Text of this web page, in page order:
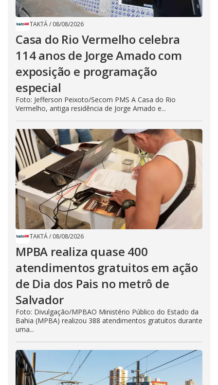
TAKTÁ/ 08/08/2026
Casa do Rio Vermelho celebra
114 anos de Jorge Amado com
exposição e programação
especial
Foto: Jefferson Peixoto/Secom PMS A Casa do Rio
Vermelho, antiga residência de Jorge Amado e...
TAKTÁ/ 08/08/2026
MPBA realiza quase 400
atendimentos gratuitos em ação
de Dia dos Pais no metrô de
Salvador
Foto: Divulgação/MPBAO Ministério Público do Estado da
Bahia (MPBA) realizou 388 atendimentos gratuitos durante
uma...